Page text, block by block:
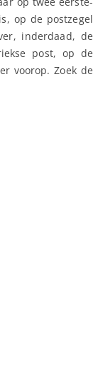
op de postzegel
inderdaad, de
post, op de
voorop. Zoek de